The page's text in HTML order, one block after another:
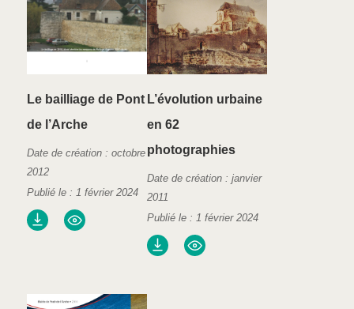
Le bailliage de Pont
de l’Arche
Date de création : octobre
2012
Publié le : 1 février 2024
L’évolution urbaine
en 62
photographies
Date de création : janvier
2011
Publié le : 1 février 2024